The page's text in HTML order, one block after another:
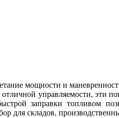
мощности и
управляемости, эти
заправки топливом
для складов,